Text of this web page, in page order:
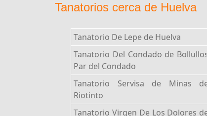
Tanatorios cerca de Huelva
Tanatorio De Lepe de Huelva
Tanatorio Del Condado de
Par del Condado
Tanatorio Servisa de Minas
Riotinto
Tanatorio Virgen De Los Dolores